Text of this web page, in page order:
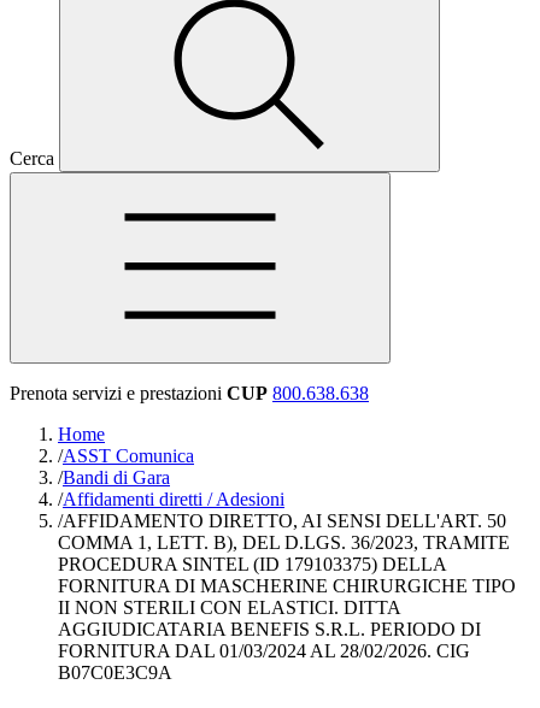
Cerca
Prenota servizi e prestazioni CUP 800.638.638
Home
/ASST Comunica
/Bandi di Gara
/Affidamenti diretti / Adesioni
/AFFIDAMENTO DIRETTO, AI SENSI DELL'ART. 50
COMMA 1, LETT. B), DEL D.LGS. 36/2023, TRAMITE
PROCEDURA SINTEL (ID 179103375) DELLA
FORNITURA DI MASCHERINE CHIRURGICHE TIPO
II NON STERILI CON ELASTICI. DITTA
AGGIUDICATARIA BENEFIS S.R.L. PERIODO DI
FORNITURA DAL 01/03/2024 AL 28/02/2026. CIG
B07C0E3C9A